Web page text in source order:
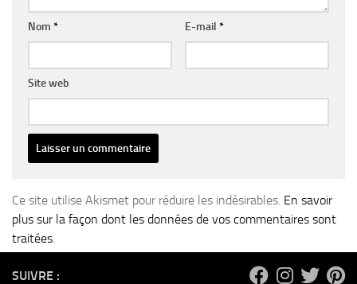
Nom * E-mail *
Site web
Ce site utilise Akismet pour réduire les indésirables. En savoir
plus sur la façon dont les données de vos commentaires sont
traitées.
SUIVRE :